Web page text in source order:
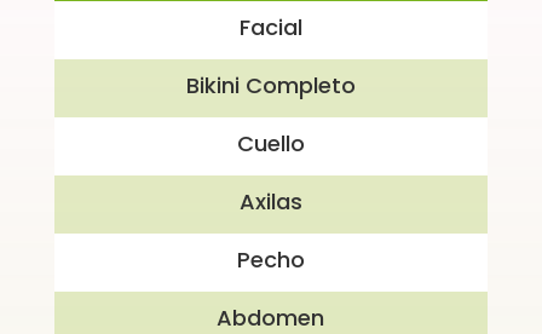
Facial
Bikini Completo
Cuello
Axilas
Pecho
Abdomen